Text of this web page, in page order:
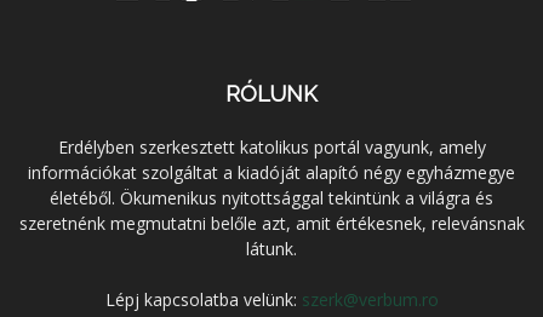
RÓLUNK
Erdélyben szerkesztett katolikus portál vagyunk, amely
információkat szolgáltat a kiadóját alapító négy egyházmegye
életéből. Ökumenikus nyitottsággal tekintünk a világra és
szeretnénk megmutatni belőle azt, amit értékesnek, relevánsnak
látunk.
Lépj kapcsolatba velünk: szerk@verbum.ro